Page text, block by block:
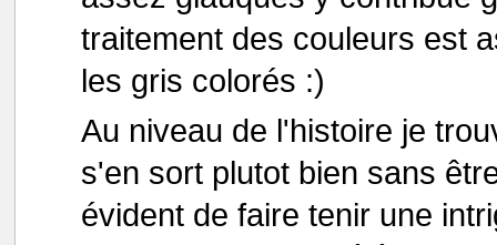
traitement des couleurs est
les gris colorés :)
Au niveau de l'histoire je
s'en sort plutot bien sans
évident de faire tenir une